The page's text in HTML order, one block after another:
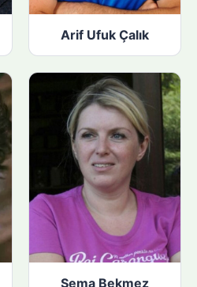
Arif Ufuk Çalık
Sema Bekmez